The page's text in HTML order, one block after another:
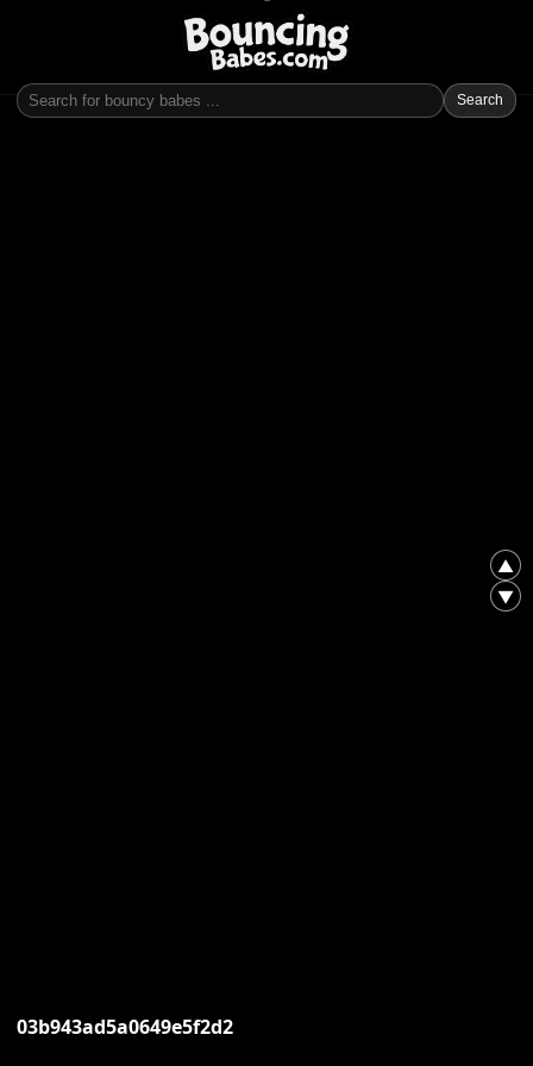
Search
▲
▼
03b943ad5a0649e5f2d2